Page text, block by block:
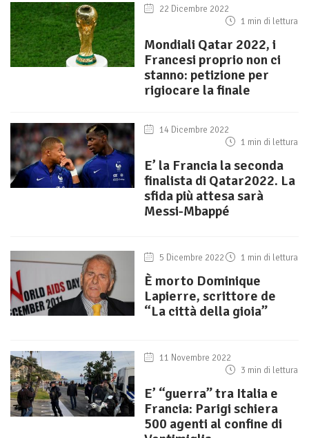
22 Dicembre 2022
1 min di lettura
Mondiali Qatar 2022, i
Francesi proprio non ci
stanno: petizione per
rigiocare la finale
14 Dicembre 2022
1 min di lettura
E’ la Francia la seconda
finalista di Qatar2022. La
sfida più attesa sarà
Messi-Mbappé
5 Dicembre 2022 1 min di lettura
È morto Dominique
Lapierre, scrittore de
“La città della gioia”
11 Novembre 2022
3 min di lettura
E’ “guerra” tra Italia e
Francia: Parigi schiera
500 agenti al confine di